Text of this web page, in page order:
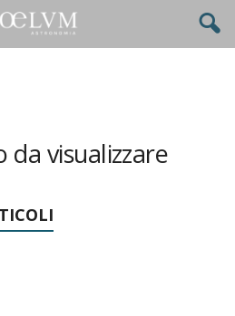
da visualizzare